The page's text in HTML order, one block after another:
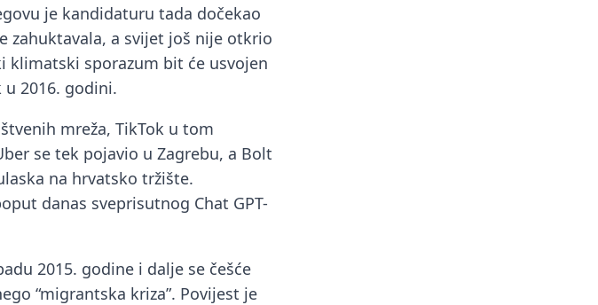
je kandidaturu tada dočekao
zahuktavala, a svijet još nije otkrio
klimatski sporazum bit će usvojen
2016. godini.
mreža, TikTok u tom
se tek pojavio u Zagrebu, a Bolt
na hrvatsko tržište.
danas sveprisutnog Chat GPT-
2015. godine i dalje se češće
“migrantska kriza”. Povijest je